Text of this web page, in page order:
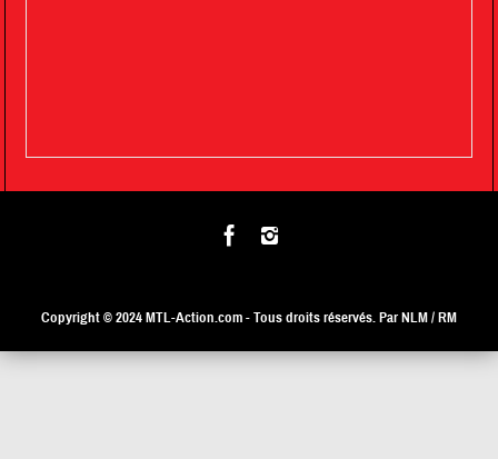
Copyright © 2024MTL-Action.com- Tous droits réservés. Par NLM / RM